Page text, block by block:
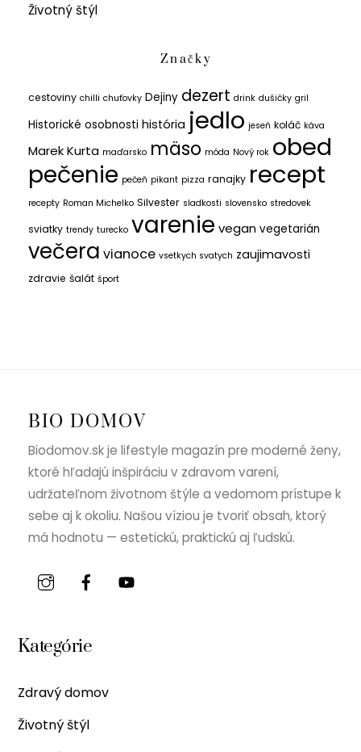
Životný štýl
Značky
cestoviny chilli chuťovky Dejiny dezert drink dušičky gril
Historické osobnosti história jedlo jeseň koláč káva
Marek Kurta maďarsko mäso móda Nový rok obed
pečenie pečeň pikant pizza ranajky recept
recepty Roman Michelko Silvester sladkosti slovensko stredovek
sviatky trendy turecko varenie vegan vegetarián
večera vianoce vsetkych svatych zaujimavosti
zdravie šalát šport
BIO DOMOV
Biodomov.sk je lifestyle magazín pre moderné ženy,
ktoré hľadajú inšpiráciu v zdravom varení,
udržateľnom životnom štýle a vedomom prístupe k
sebe aj k okoliu. Našou víziou je tvoriť obsah, ktorý
má hodnotu — estetickú, praktickú aj ľudskú.
Kategórie
Zdravý domov
Životný štýl